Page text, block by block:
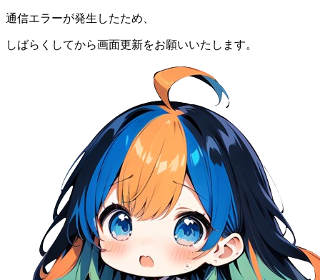
通信エラーが発生したため、
しばらくしてから画面更新をお願いいたします。